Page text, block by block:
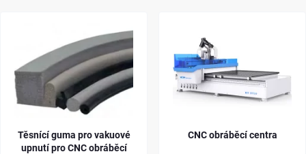
Těsnící guma pro vakuové
upnutí pro CNC obráběcí
CNC obráběcí centra